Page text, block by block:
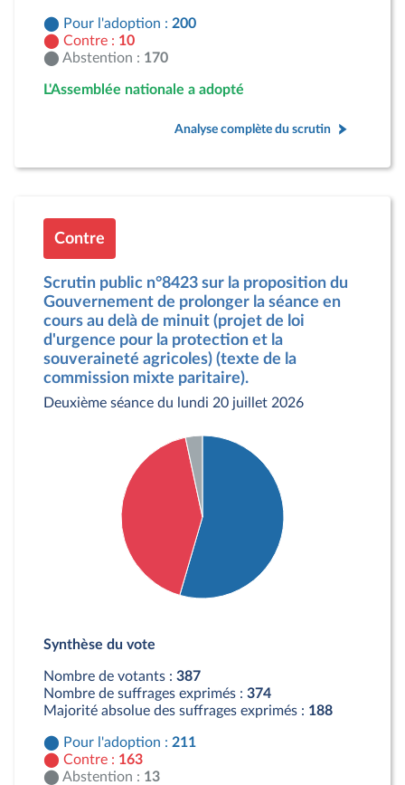
Pour l'adoption : 200
Contre : 10
Abstention : 170
L'Assemblée nationale a adopté
Analyse complète du scrutin
Contre
Scrutin public n°8423 sur la proposition du
Gouvernement de prolonger la séance en
cours au delà de minuit (projet de loi
d'urgence pour la protection et la
souveraineté agricoles) (texte de la
commission mixte paritaire).
Deuxième séance du lundi 20 juillet 2026
Contre : 163 députés
Synthèse du vote
Nombre de votants : 387
Nombre de suffrages exprimés : 374
Majorité absolue des suffrages exprimés : 188
Pour l'adoption : 211
Contre : 163
Abstention : 13